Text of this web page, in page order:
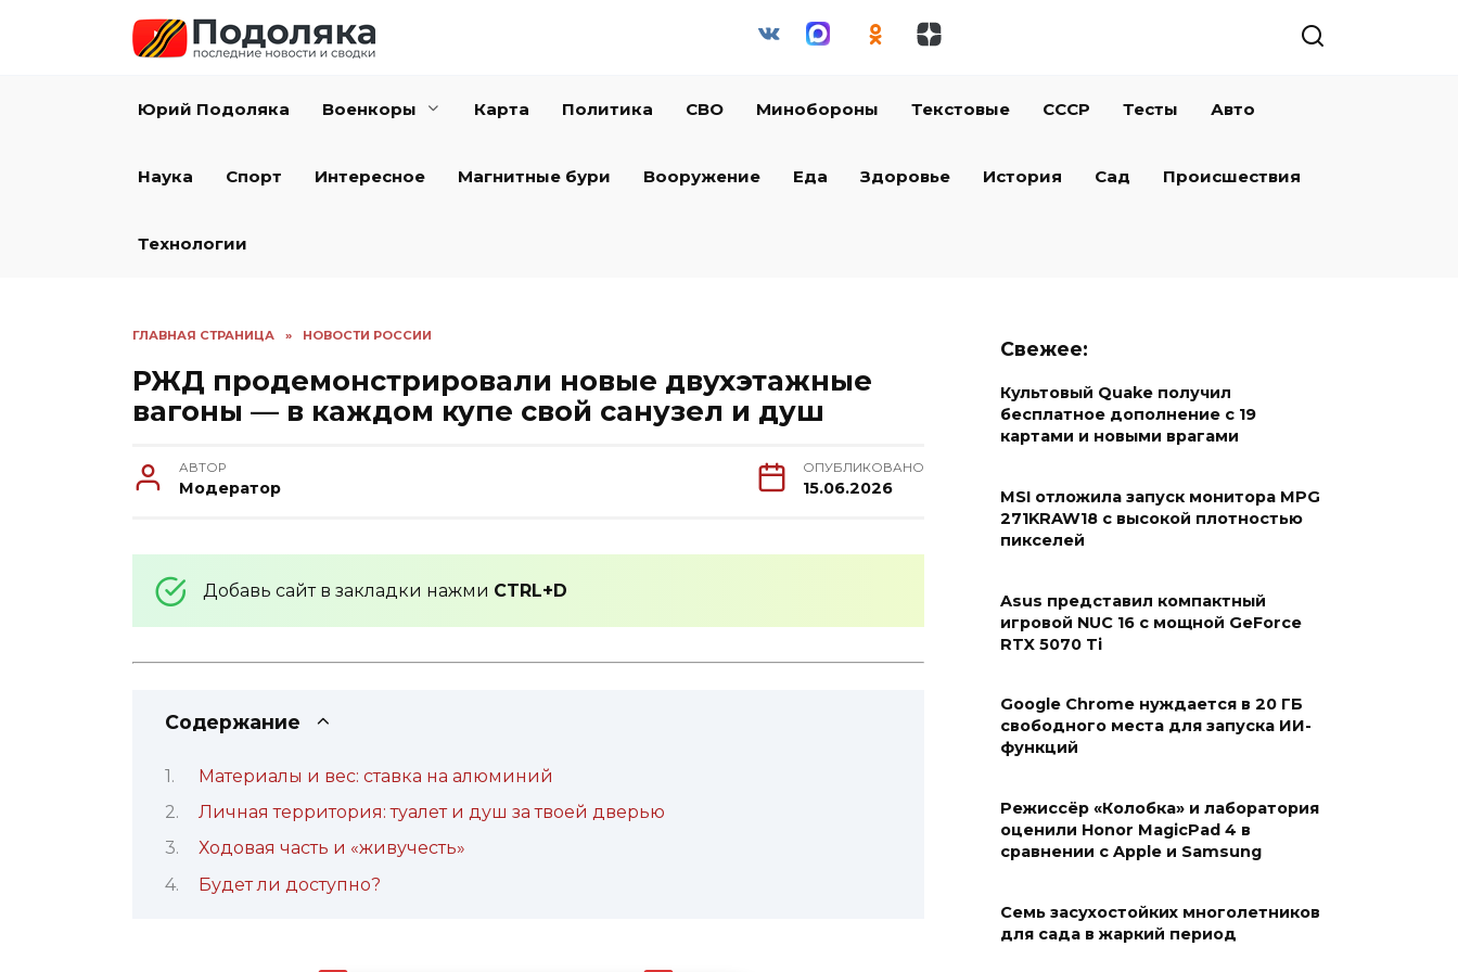
Юрий Подоляка Военкоры Карта Политика СВО Минобороны Текстовые СССР Тесты Авто
Наука Спорт Интересное Магнитные бури Вооружение Еда Здоровье История Сад Происшествия
Технологии
ГЛАВНАЯ СТРАНИЦА » НОВОСТИ РОССИИ
РЖД продемонстрировали новые двухэтажные
вагоны — в каждом купе свой санузел и душ
АВТОР
Модератор
ОПУБЛИКОВАНО
15.06.2026
Добавь сайт в закладки нажми CTRL+D
Содержание
Материалы и вес: ставка на алюминий
Личная территория: туалет и душ за твоей дверью
Ходовая часть и «живучесть»
Будет ли доступно?
Свежее:
Культовый Quake получил
бесплатное дополнение с 19
картами и новыми врагами
MSI отложила запуск монитора MPG
271KRAW18 с высокой плотностью
пикселей
Asus представил компактный
игровой NUC 16 с мощной GeForce
RTX 5070 Ti
Google Chrome нуждается в 20 ГБ
свободного места для запуска ИИ-
функций
Режиссёр «Колобка» и лаборатория
оценили Honor MagicPad 4 в
сравнении с Apple и Samsung
Семь засухостойких многолетников
для сада в жаркий период